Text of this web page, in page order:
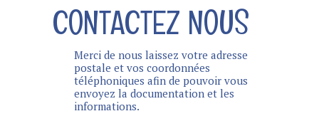
CONTACTEZ NOUS
Merci de nous laissez votre adresse
postale et vos coordonnées
téléphoniques afin de pouvoir vous
envoyez la documentation et les
informations.